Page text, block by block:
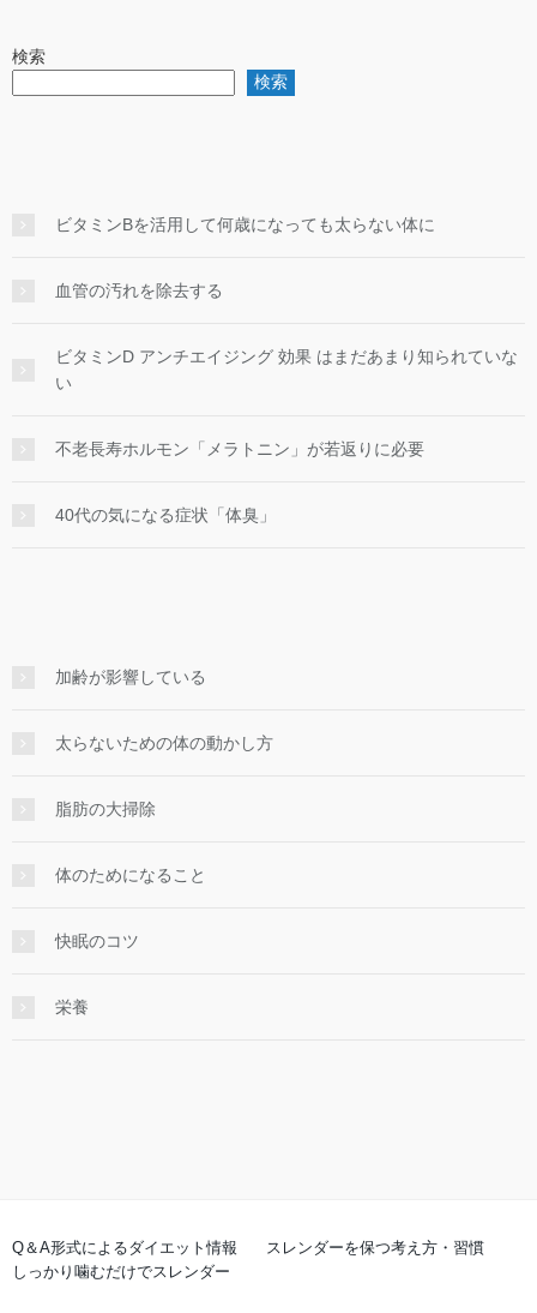
検索
検索
ビタミンBを活用して何歳になっても太らない体に
血管の汚れを除去する
ビタミンD アンチエイジング 効果 はまだあまり知られていな
い
不老長寿ホルモン「メラトニン」が若返りに必要
40代の気になる症状「体臭」
加齢が影響している
太らないための体の動かし方
脂肪の大掃除
体のためになること
快眠のコツ
栄養
Q＆A形式によるダイエット情報
スレンダーを保つ考え方・習慣
しっかり噛むだけでスレンダー